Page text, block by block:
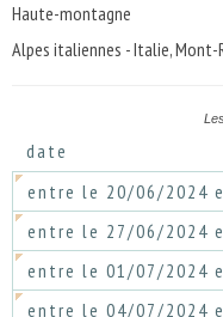
Haute-montagne
Alpes italiennes - Italie, Mont-
date
entre le 20/06/2024
entre le 27/06/2024
entre le 01/07/2024
entre le 04/07/2024